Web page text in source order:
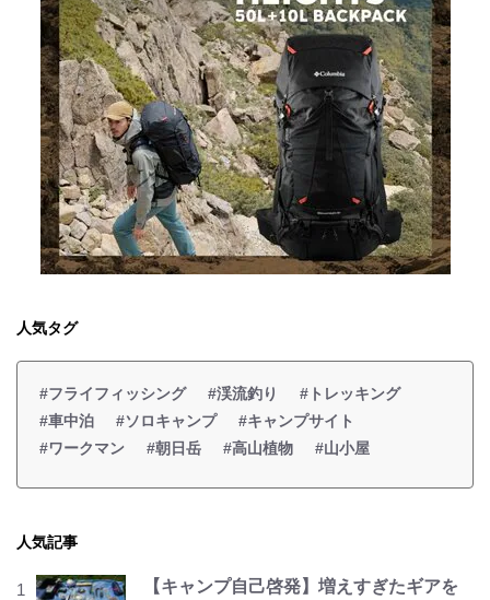
人気タグ
#フライフィッシング #渓流釣り
#トレッキング
#車中泊
#ソロキャンプ
#キャンプサイト
#ワークマン
#朝日岳 #高山植物 #山小屋
人気記事
【キャンプ自己啓発】増えすぎたギアを